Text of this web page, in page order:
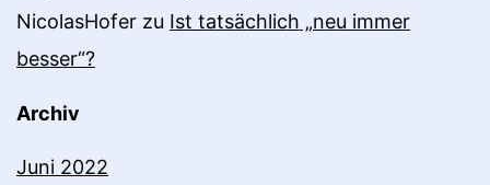
NicolasHofer zu Ist tatsächlich „neu immer
besser“?
Archiv
Juni 2022